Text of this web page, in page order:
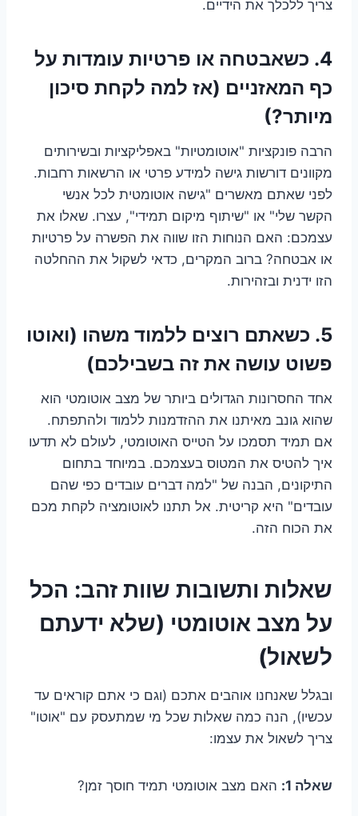
צריך ללכלך את הידיים.
4. כשאבטחה או פרטיות עומדות על
כף המאזניים (אז למה לקחת סיכון
מיותר?)
הרבה פונקציות "אוטומטיות" באפליקציות ובשירותים
מקוונים דורשות גישה למידע פרטי או הרשאות רחבות.
לפני שאתם מאשרים "גישה אוטומטית לכל אנשי
הקשר שלי" או "שיתוף מיקום תמידי", עצרו. שאלו את
עצמכם: האם הנוחות הזו שווה את הפשרה על פרטיות
או אבטחה? ברוב המקרים, כדאי לשקול את ההחלטה
הזו ידנית ובזהירות.
5. כשאתם רוצים ללמוד משהו (ואוטו
פשוט עושה את זה בשבילכם)
אחד החסרונות הגדולים ביותר של מצב אוטומטי הוא
שהוא גונב מאיתנו את ההזדמנות ללמוד ולהתפתח.
אם תמיד תסמכו על הטייס האוטומטי, לעולם לא תדעו
איך להטיס את המטוס בעצמכם. במיוחד בתחום
התיקונים, הבנה של "למה דברים עובדים כפי שהם
עובדים" היא קריטית. אל תתנו לאוטומציה לקחת מכם
את הכוח הזה.
שאלות ותשובות שוות זהב: הכל
על מצב אוטומטי (שלא ידעתם
לשאול)
ובגלל שאנחנו אוהבים אתכם (וגם כי אתם קוראים עד
עכשיו), הנה כמה שאלות שכל מי שמתעסק עם "אוטו"
צריך לשאול את עצמו:
שאלה 1: האם מצב אוטומטי תמיד חוסך זמן?